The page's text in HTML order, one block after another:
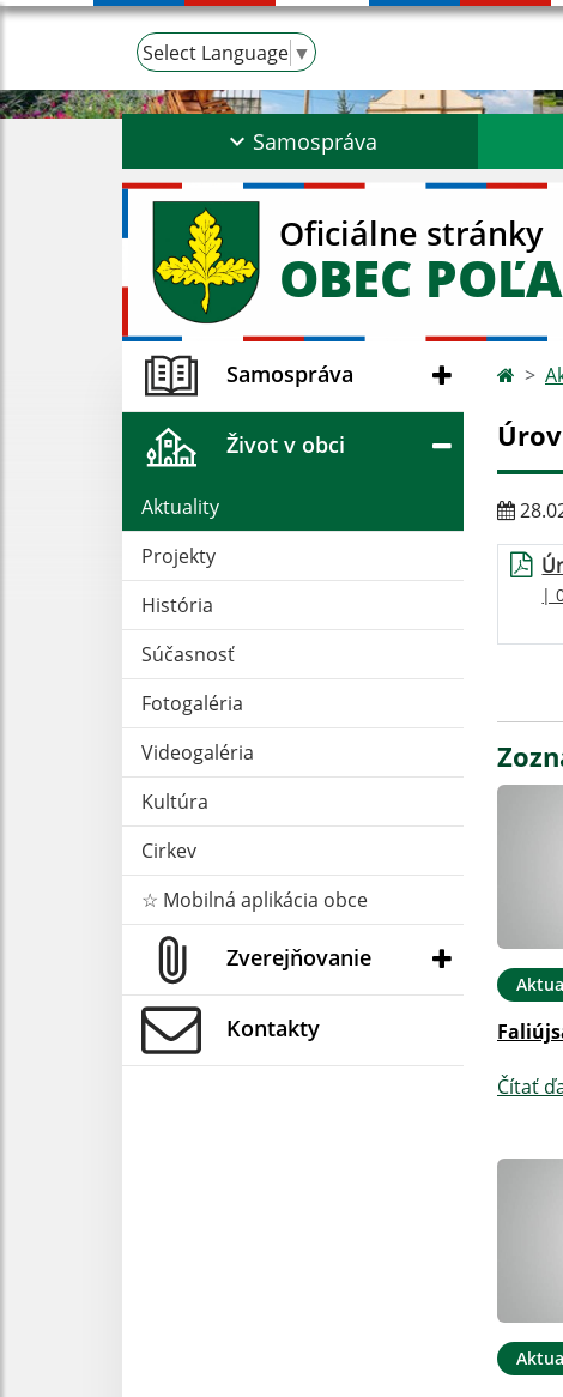
Select Language ▼
Samospráva
Oficiálne stránky
OBEC
Samospráva
Život v obci
Aktuality
Projekty
História
Súčasnosť
Fotogaléria
Videogaléria
Kultúra
Cirkev
☆ Mobilná aplikácia obce
Zverejňovanie
Kontakty
|
Čítať